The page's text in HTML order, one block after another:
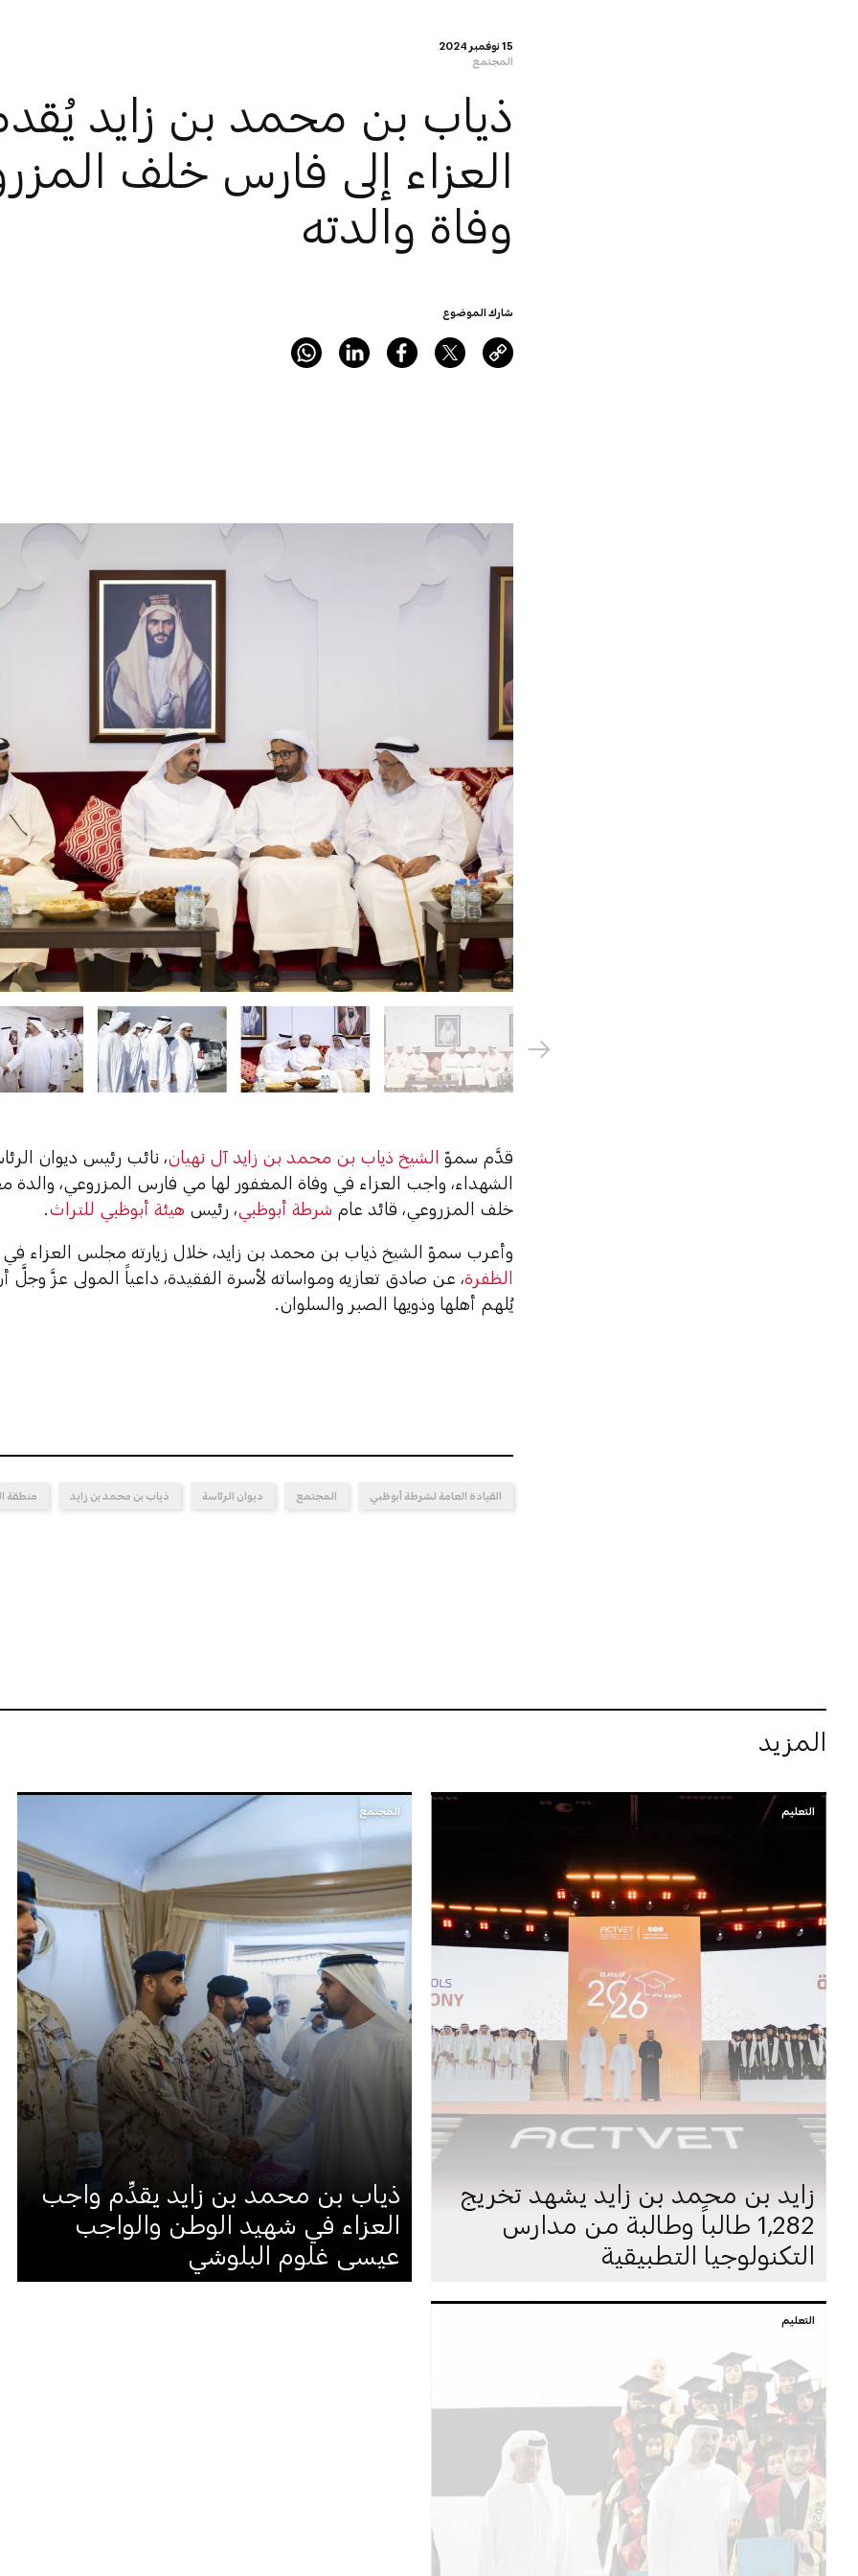
15 نوفمبر 2024
المجتمع
ذياب بن محمد بن زايد
العزاء إلى فارس خلف
وفاة والدته
شارك الموضوع
قدَّم سموّ الشيخ ذياب بن محمد بن زايد آل نهيان، نائب رئيس ديوان
الشهداء، واجب العزاء في وفاة المغفور لها مي فارس المزروعي، والدة
خلف المزروعي، قائد عام شرطة أبوظبي، رئيس هيئة أبوظبي للتراث.
وأعرب سموّ الشيخ ذياب بن محمد بن زايد، خلال زيارته مجلس العزاء في
الظفرة، عن صادق تعازيه ومواساته لأسرة الفقيدة، داعياً المولى عزَّ وجلَّ
يُلهم أهلها وذويها الصبر والسلوان.
القيادة العامة لشرطة أبوظبي المجتمع ديوان الرئاسة ذياب بن محمد بن زايد منطقة
المزيد
التعليم
زايد بن محمد بن زايد يشهد تخريج
1,282 طالباً وطالبة من مدارس
التكنولوجيا التطبيقية
المجتمع
ذياب بن محمد بن زايد يقدِّم واجب
العزاء في شهيد الوطن والواجب
عيسى غلوم البلوشي
التعليم